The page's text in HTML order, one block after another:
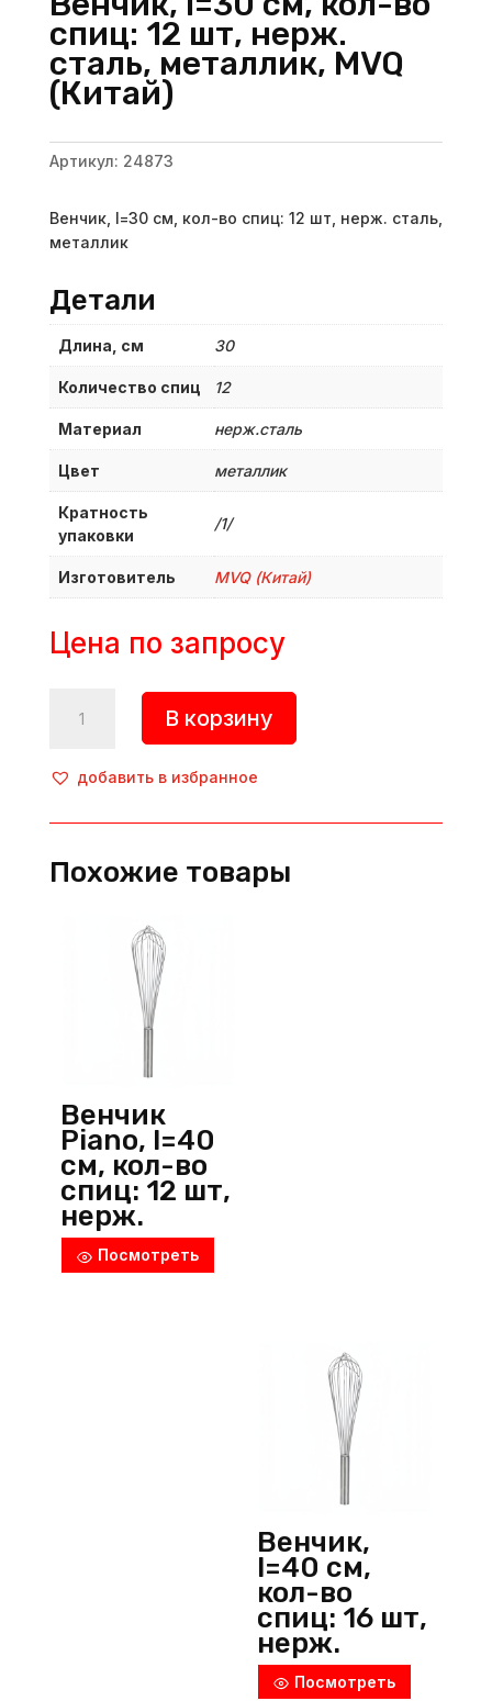
спиц: 12 шт, нерж.
сталь, металлик, MVQ
(Китай)
Артикул: 24873
Венчик, l=30 см, кол-во спиц: 12 шт, нерж. сталь,
металлик
Детали
Длина, см 30
Количество спиц 12
Материал нерж.сталь
Цвет металлик
Кратность
упаковки
/1/
Изготовитель MVQ (Китай)
Цена по запросу
товара
l=30
кол-
спиц:
В корзину
добавить в избранное
Похожие товары
Венчик
Piano, l=40
см, кол-во
спиц: 12 шт,
нерж.
сталь,
металлик,
Посмотреть
Венчик,
l=40 см,
кол-во
спиц: 16 шт,
нерж.
сталь,
металлик,
Посмотреть